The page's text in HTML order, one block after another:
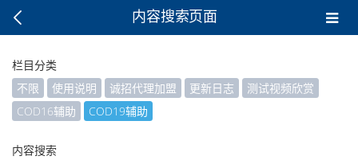
内容搜索页面
栏目分类
不限
使用说明 诚招代理加盟 更新日志
测试视频欣赏
COD16辅助
COD19辅助
内容搜索